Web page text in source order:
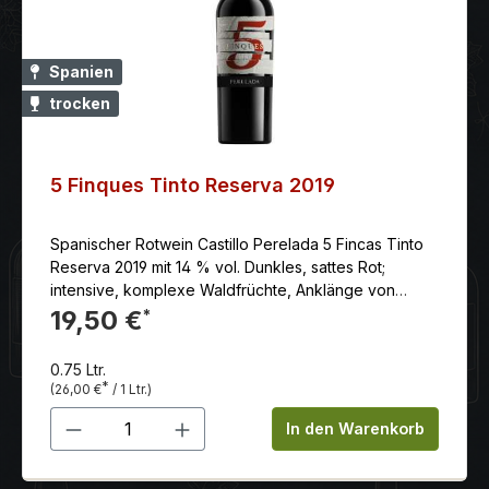
kraftvolle Cuvée, die mit tiefen Beerenaromen,
samtigem Merlot und der eleganten Struktur des
Cabernet Sauvignon zu einem absolut harmonischen
Genuss verschmilzt.
Spanien
trocken
5 Finques Tinto Reserva 2019
Spanischer Rotwein Castillo Perelada 5 Fincas Tinto
Reserva 2019 mit 14 % vol. Dunkles, sattes Rot;
intensive, komplexe Waldfrüchte, Anklänge von
Vanille, Kaffee und Tabak; feinwürzige Frucht;
zartsüßlich; feinkörniges Tannin, perfekt
stilvollAnbaugebiet: Das Anbaugebiet Empordà –
Costa Brava liegt am nord-östlichen Ende Spaniens.
Nachdem der Weinbau durch die Reblaus im 19.
Jahrhundert fast vollständig zerstört wurde, erholte
19,50 €*
0.75 Ltr.
(26,00 €* / 1 Ltr.)
Produkt Anzahl: Gib denIn den Warenkorb